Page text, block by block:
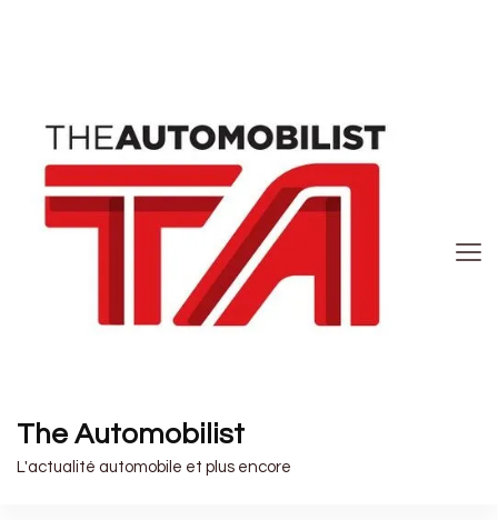
The Automobilist
L'actualité automobile et plus encore